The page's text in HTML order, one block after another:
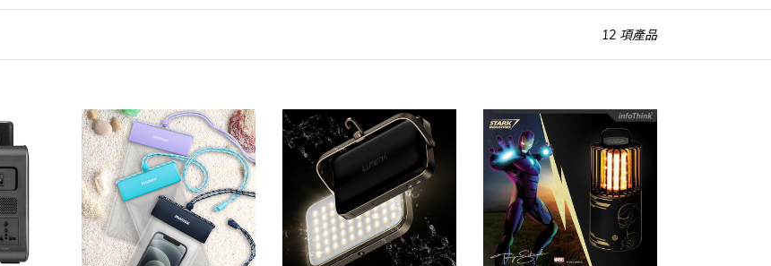
系
列
:
12 項產品
香
港
品
牌
Momax
｜
SR25
Waterproof
韓
國
Lumena
行
動
電
台
品
牌
｜
InfoThink
鐵